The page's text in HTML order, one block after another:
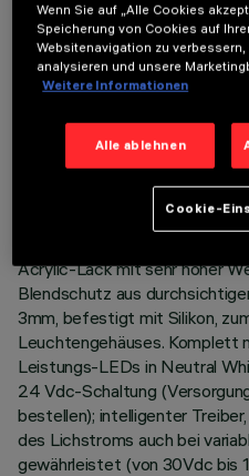
BESCHREIBUNG
Leuchte für die Beleuchtung
Bestückung mit einfarbigen
Wandleuchte. Bestehend aus
die Installation (separat zu
stranggepresstem Aluminium,
Druckguss komplett mit
Acrylic-Lack mit sehr hoher
Blendschutz aus
3mm, befestigt mit Silikon,
Leuchtengehäuses.
Leistungs-LEDs in Neutral
24 Vdc-Schaltung
bestellen); intelligenter
des Lichstroms auch bei
gewährleistet (von 30Vdc bis
Wenn Sie auf „Alle Cookies
Speicherung von Cookies auf
Websitenavigation zu
analysieren und unsere
Weitere Informationen
Alle ablehnen
Cookie-